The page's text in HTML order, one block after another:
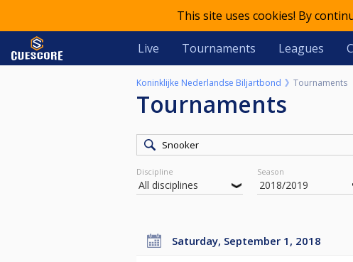
This site uses cookies! By
Live Tournaments Leagues
Koninklijke Nederlandse Biljartbond Tournaments
Tournaments
Discipline Season
Saturday, September 1, 2018